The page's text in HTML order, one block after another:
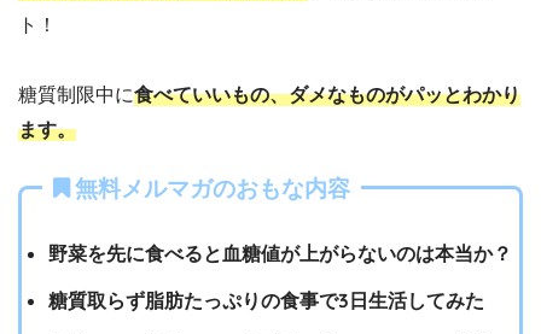
ト！
糖質制限中に食べていいもの、ダメなものがパッとわかり
ます。
無料メルマガのおもな内容
野菜を先に食べると血糖値が上がらないのは本当か？
糖質取らず脂肪たっぷりの食事で3日生活してみた